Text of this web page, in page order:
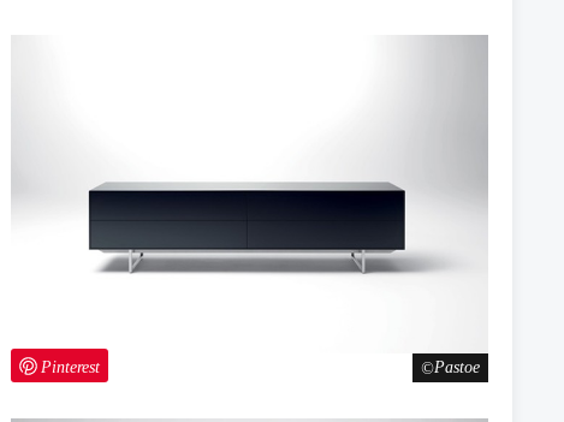
Pastoe
Pinterest